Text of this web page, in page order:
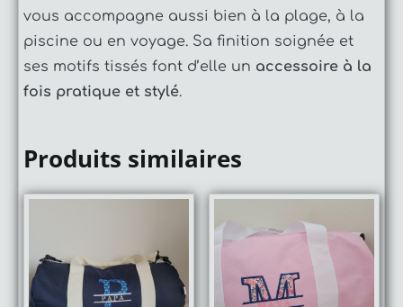
vous accompagne aussi bien à la plage, à la
piscine ou en voyage. Sa finition soignée et
ses motifs tissés font d’elle un accessoire à la
fois pratique et stylé.
Produits similaires